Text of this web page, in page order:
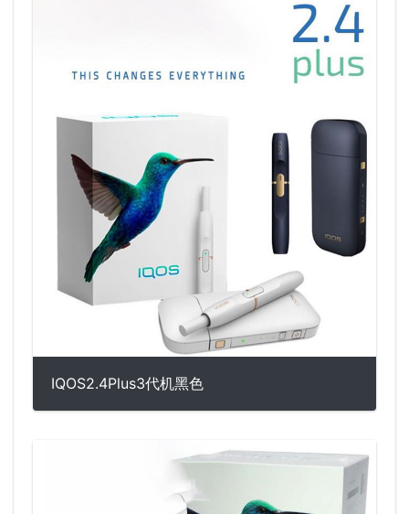
IQOS2.4Plus3代机黑色